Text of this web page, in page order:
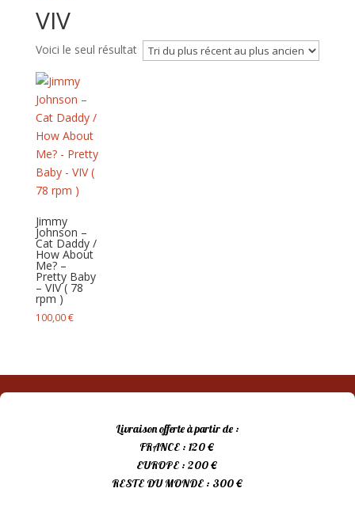
VIV
Voici le seul résultat
Jimmy
Johnson –
Cat Daddy /
How About
Me? –
Pretty Baby
– VIV ( 78
rpm )
100,00€
Livraison offerte à partir de :
FRANCE : 120 €
EUROPE : 200 €
RESTE DU MONDE : 300 €